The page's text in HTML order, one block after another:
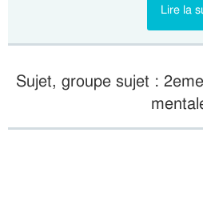
Lire la
Sujet, groupe sujet :